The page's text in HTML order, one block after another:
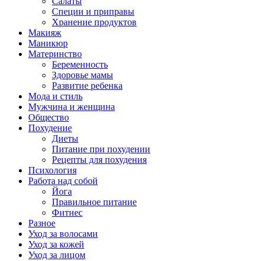
Специи и приправы
Хранение продуктов
Макияж
Маникюр
Материнство
Беременность
Здоровье мамы
Развитие ребенка
Мода и стиль
Мужчина и женщина
Общество
Похудение
Диеты
Питание при похудении
Рецепты для похудения
Психология
Работа над собой
Йога
Правильное питание
Фитнес
Разное
Уход за волосами
Уход за кожей
Уход за лицом